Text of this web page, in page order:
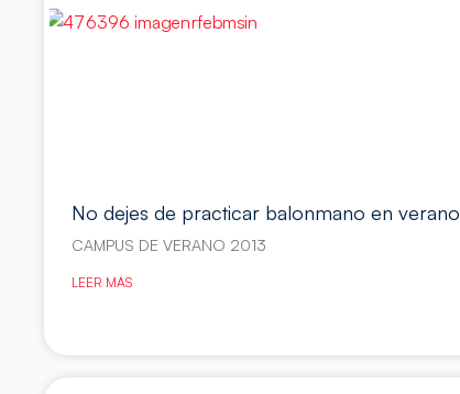
No dejes de practicar balonmano en verano
CAMPUS DE VERANO 2013
LEER MÁS